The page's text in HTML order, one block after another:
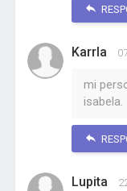
Karrla
mi
isabela.
Lupita